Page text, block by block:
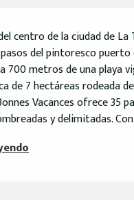
centro de la ciudad de La
del pintoresco
700 metros de una playa
de 7 hectáreas rodeada
Vacances ofrece 35
y delimitadas.